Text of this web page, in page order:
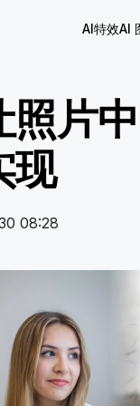
AI特效AI
照片
现
08:28